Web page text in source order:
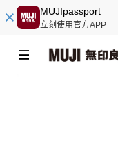
MUJIpassport
立刻使用官方APP